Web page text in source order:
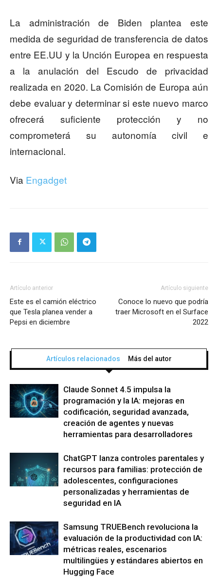
La administración de Biden plantea este
medida de seguridad de transferencia de datos
entre EE.UU y la Unción Europea en respuesta
a la anulación del Escudo de privacidad
realizada en 2020. La Comisión de Europa aún
debe evaluar y determinar si este nuevo marco
ofrecerá suficiente protección y no
comprometerá su autonomía civil e
internacional.
Via Engadget
Artículo anterior
Este es el camión eléctrico
que Tesla planea vender a
Pepsi en diciembre
Artículo siguiente
Conoce lo nuevo que podría
traer Microsoft en el Surface
2022
Artículos relacionados Más del autor
Claude Sonnet 4.5 impulsa la
programación y la IA: mejoras en
codificación, seguridad avanzada,
creación de agentes y nuevas
herramientas para desarrolladores
ChatGPT lanza controles parentales y
recursos para familias: protección de
adolescentes, configuraciones
personalizadas y herramientas de
seguridad en IA
Samsung TRUEBench revoluciona la
evaluación de la productividad con IA:
métricas reales, escenarios
multilingües y estándares abiertos en
Hugging Face